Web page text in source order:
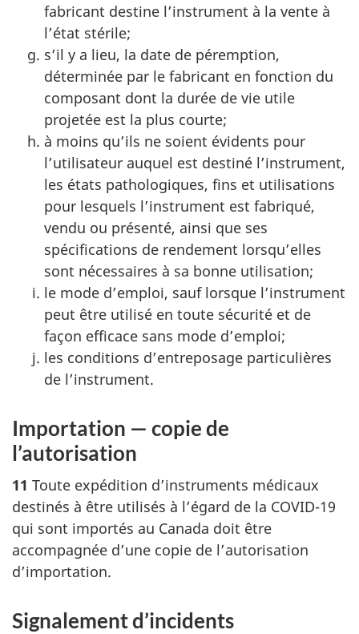
fabricant destine l’instrument à la vente à
l’état stérile;
s’il y a lieu, la date de péremption,
déterminée par le fabricant en fonction du
composant dont la durée de vie utile
projetée est la plus courte;
à moins qu’ils ne soient évidents pour
l’utilisateur auquel est destiné l’instrument,
les états pathologiques, fins et utilisations
pour lesquels l’instrument est fabriqué,
vendu ou présenté, ainsi que ses
spécifications de rendement lorsqu’elles
sont nécessaires à sa bonne utilisation;
le mode d’emploi, sauf lorsque l’instrument
peut être utilisé en toute sécurité et de
façon efficace sans mode d’emploi;
les conditions d’entreposage particulières
de l’instrument.
Importation — copie de
l’autorisation
11 Toute expédition d’instruments médicaux
destinés à être utilisés à l’égard de la COVID-19
qui sont importés au Canada doit être
accompagnée d’une copie de l’autorisation
d’importation.
Signalement d’incidents